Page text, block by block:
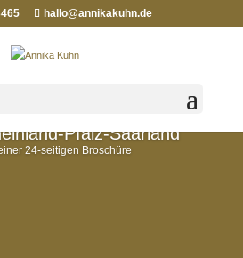
hallo@annikakuhn.de
Pfalz-Saarland
24-seitigen Broschüre